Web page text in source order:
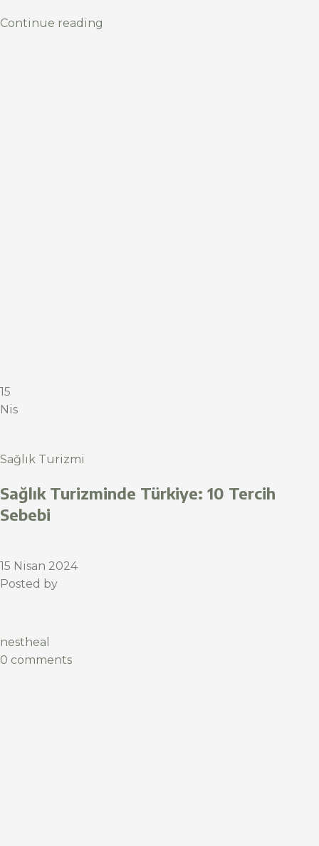
Continue reading
15
Nis
Sağlık Turizmi
Sağlık Turizminde Türkiye: 10 Tercih
Sebebi
15 Nisan 2024
Posted by
nestheal
0 comments